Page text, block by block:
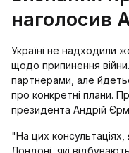
наголосив
Україні не надходили
щодо припинення
партнерами, але
про конкретні плани.
президента Андрій
"На цих консультаціях,
Лондоні, які